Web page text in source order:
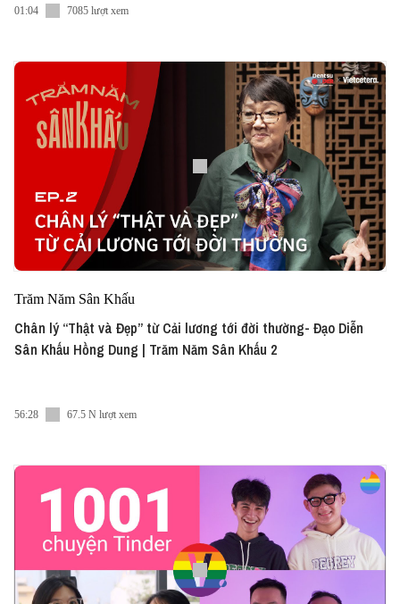
01:04 7085 lượt xem
Trăm Năm Sân Khấu
Chân lý “Thật và Đẹp” từ Cải lương tới đời thường- Đạo Diễn
Sân Khấu Hồng Dung | Trăm Năm Sân Khấu 2
56:28 67.5 N lượt xem